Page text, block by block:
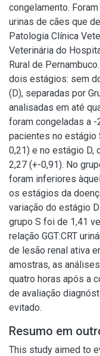
congelamento.
urinas de cães que
Patologia Clínica
Veterinária do
Rural de
dois estágios: sem
(D), separadas por
analisadas em até
foram congeladas a
pacientes no estágio
0,21) e no estágio D,
2,27 (+-0,91). No
foram inferiores
os estágios da
variação do estágio
grupo S foi de 1,41
relação GGT:CRT
de lesão renal ativa
amostras, as
quatro horas após a
de avaliação
evitado.
Resumo em
This study aimed to